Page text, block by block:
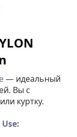
— идеальный
Вы с
куртку.